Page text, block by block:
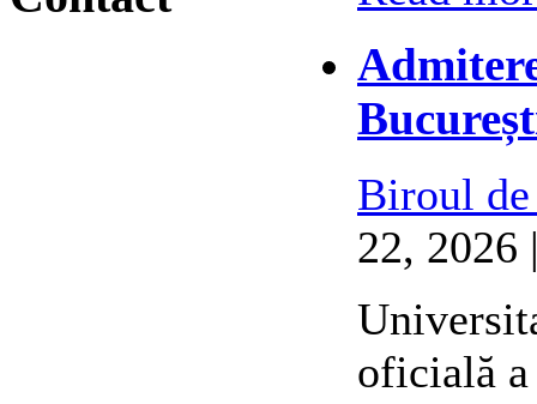
Biroul
22, 2026
oficială a